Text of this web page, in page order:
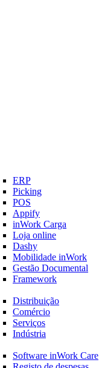
ERP
Picking
POS
Appify
inWork Carga
Loja online
Dashy
Mobilidade inWork
Gestão Documental
Framework
Distribuição
Comércio
Serviços
Indústria
Software inWork Care